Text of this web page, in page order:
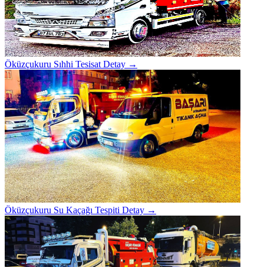
Öküzçukuru Sıhhi Tesisat Detay →
Öküzçukuru Su Kaçağı Tespiti Detay →